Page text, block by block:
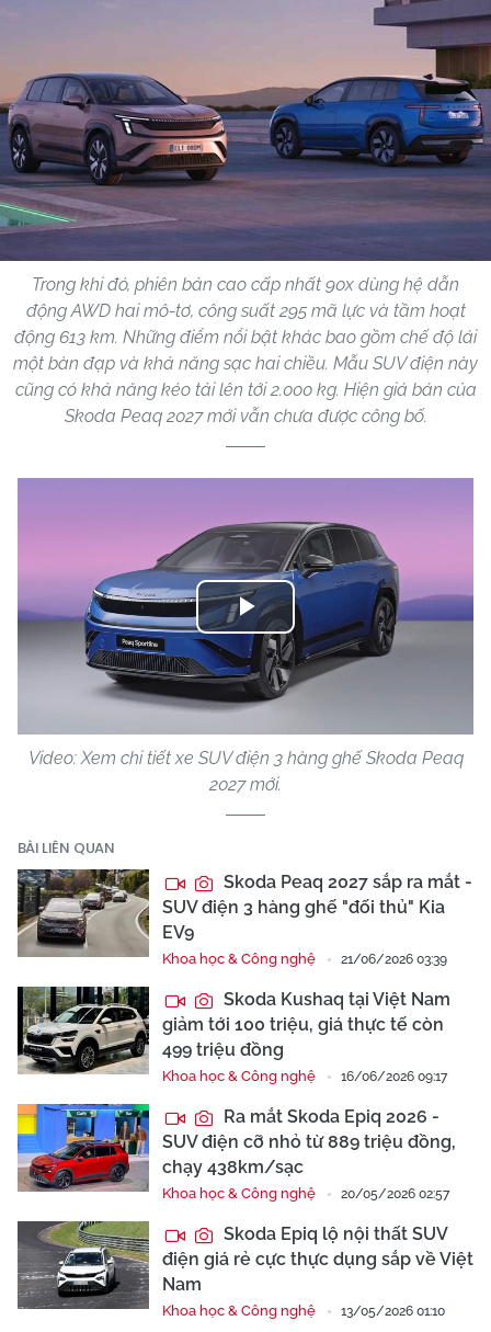
Trong khi đó, phiên bản cao cấp nhất 90x dùng hệ dẫn
động AWD hai mô-tơ, công suất 295 mã lực và tầm hoạt
động 613 km. Những điểm nổi bật khác bao gồm chế độ lái
một bàn đạp và khả năng sạc hai chiều. Mẫu SUV điện này
cũng có khả năng kéo tải lên tới 2.000 kg. Hiện giá bán của
Skoda Peaq 2027 mới vẫn chưa được công bố.
Play
Video
Video: Xem chi tiết xe SUV điện 3 hàng ghế Skoda Peaq
2027 mới.
BÀI LIÊN QUAN
Skoda Peaq 2027 sắp ra mắt -
SUV điện 3 hàng ghế "đối thủ" Kia
EV9
Khoa học & Công nghệ 21/06/2026 03:39
Skoda Kushaq tại Việt Nam
giảm tới 100 triệu, giá thực tế còn
499 triệu đồng
Khoa học & Công nghệ 16/06/2026 09:17
Ra mắt Skoda Epiq 2026 -
SUV điện cỡ nhỏ từ 889 triệu đồng,
chạy 438km/sạc
Khoa học & Công nghệ 20/05/2026 02:57
Skoda Epiq lộ nội thất SUV
điện giá rẻ cực thực dụng sắp về Việt
Nam
Khoa học & Công nghệ 13/05/2026 01:10